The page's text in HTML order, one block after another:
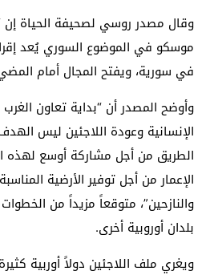
وقال مصدر روسي لصحيفة الحياة إن
موسكو في الموضوع السوري يُعد
في سورية، ويفتح المجال أمام
وأوضح المصدر أن “بداية تعاون
الإنسانية وعودة اللاجئين ليس
الطريق من أجل مشاركة أوسع لهذه
الإعمار من أجل توفير الأرضية
والنازحين”، متوقعاً مزيداً من
بلدان أوروبية أخرى.
ويغري ملف اللاجئين دولاً أوربية